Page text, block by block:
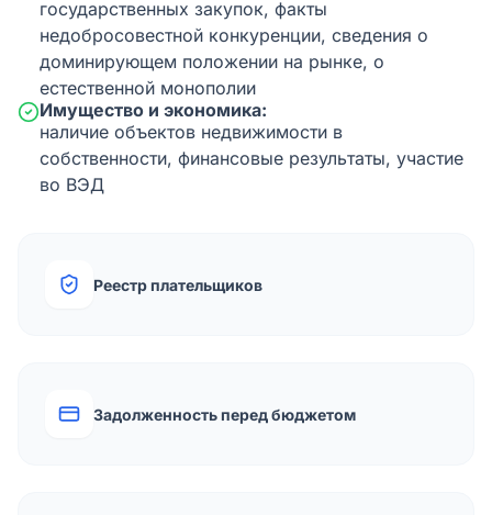
государственных закупок, факты
недобросовестной конкуренции, сведения о
доминирующем положении на рынке, о
естественной монополии
Имущество и экономика:
наличие объектов недвижимости в
собственности, финансовые результаты, участие
во ВЭД
Реестр плательщиков
Задолженность перед бюджетом